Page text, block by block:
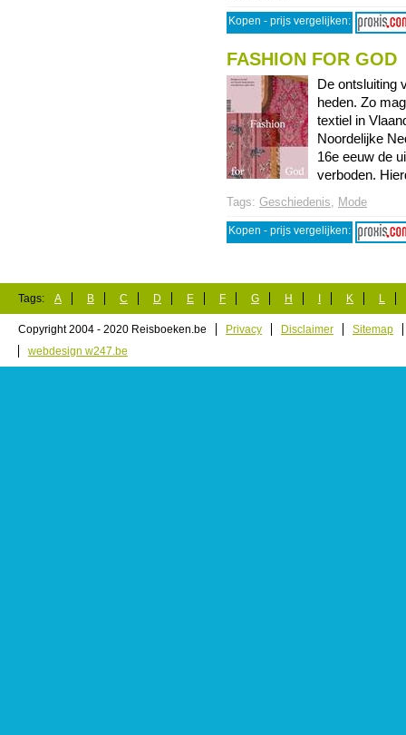
Kopen - prijs vergelijken:
FASHION FOR GOD
De ontsluiting
heden. Zo
textiel in
Noordelijke
16e eeuw de
verboden.
Tags: Geschiedenis, Mode
Kopen - prijs vergelijken:
Tags: A B C D E F G H K L
Copyright 2004 - 2020 Reisboeken.be Privacy Disclaimer
Sitemap
webdesign w247.be